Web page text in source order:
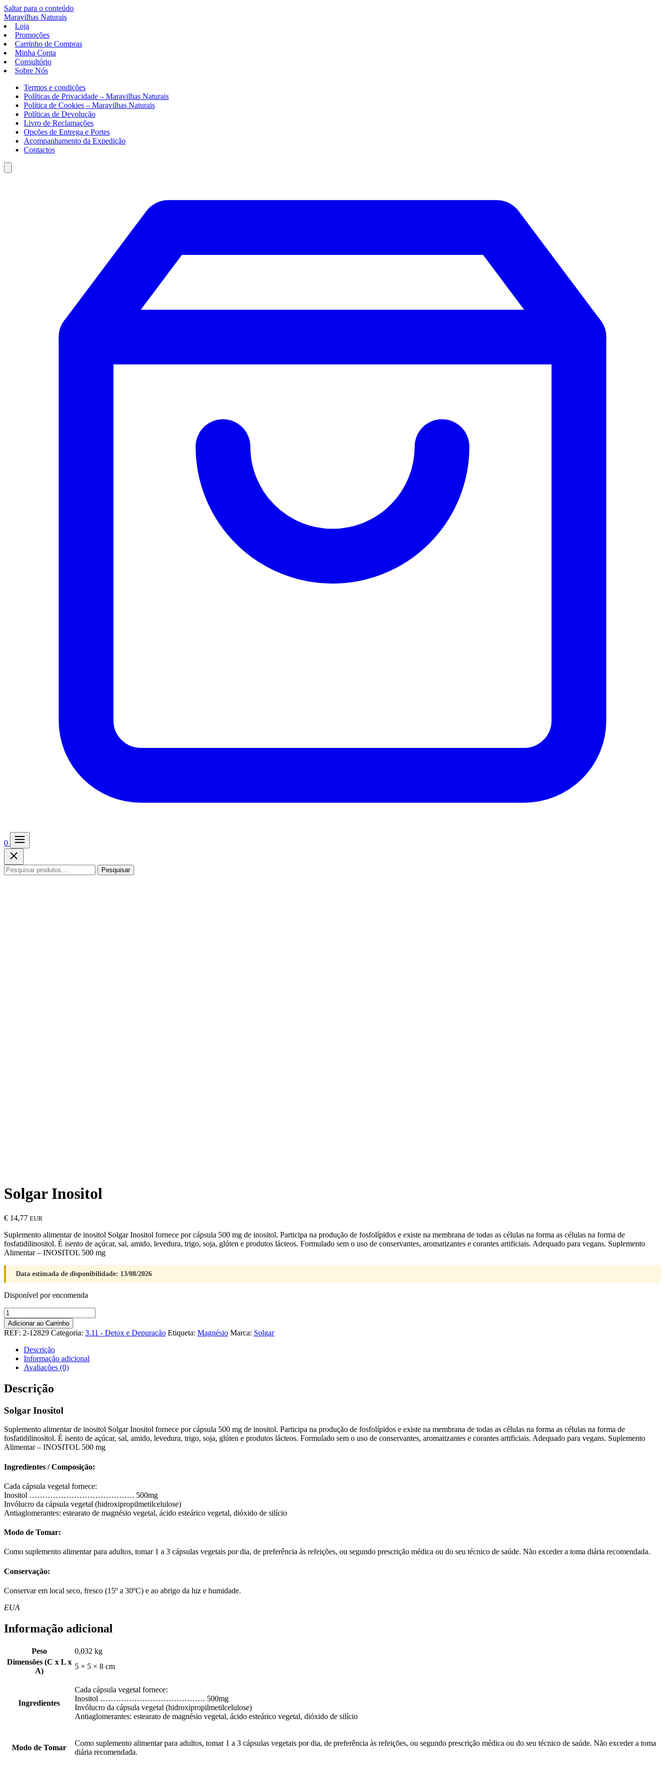
Saltar para o conteúdo
Maravilhas Naturais
Loja
Promoções
Carrinho de Compras
Minha Conta
Consultório
Sobre Nós
Termos e condições
Políticas de Privacidade – Maravilhas Naturais
Política de Cookies – Maravilhas Naturais
Políticas de Devolução
Livro de Reclamações
Opções de Entrega e Portes
Acompanhamento da Expedição
Contactos
0
Pesquisar
Solgar Inositol
€ 14,77 EUR
Suplemento alimentar de inositol Solgar Inositol fornece por cápsula 500 mg de inositol. Participa na produção de fosfolípidos e existe na membrana de todas as células na forma as células na forma de
fosfatidilinositol. É isento de açúcar, sal, amido, levedura, trigo, soja, glúten e produtos lácteos. Formulado sem o uso de conservantes, aromatizantes e corantes artificiais. Adequado para vegans. Suplemento
Alimentar – INOSITOL 500 mg
Data estimada de disponibilidade: 13/08/2026
Disponível por encomenda
Quantidade
de
Solgar
Inositol
Adicionar ao Carrinho
REF: 2-12829 Categoria: 3.11 - Detox e Depuração Etiqueta: Magnésio Marca: Solgar
Descrição
Informação adicional
Avaliações (0)
Descrição
Solgar Inositol
Suplemento alimentar de inositol Solgar Inositol fornece por cápsula 500 mg de inositol. Participa na produção de fosfolípidos e existe na membrana de todas as células na forma as células na forma de
fosfatidilinositol. É isento de açúcar, sal, amido, levedura, trigo, soja, glúten e produtos lácteos. Formulado sem o uso de conservantes, aromatizantes e corantes artificiais. Adequado para vegans. Suplemento
Alimentar – INOSITOL 500 mg
Ingredientes / Composição:
Cada cápsula vegetal fornece:
Inositol …………………………………. 500mg
Invólucro da cápsula vegetal (hidroxipropilmetilcelulose)
Antiaglomerantes: estearato de magnésio vegetal, ácido esteárico vegetal, dióxido de silício
Modo de Tomar:
Como suplemento alimentar para adultos, tomar 1 a 3 cápsulas vegetais por dia, de preferência às refeições, ou segundo prescrição médica ou do seu técnico de saúde. Não exceder a toma diária recomendada.
Conservação:
Conservar em local seco, fresco (15º a 30ºC) e ao abrigo da luz e humidade.
EUA
Informação adicional
Peso
0,032 kg
Dimensões (C x L x
A)
5 × 5 × 8 cm
Ingredientes
Cada cápsula vegetal fornece:
Inositol …………………………………. 500mg
Invólucro da cápsula vegetal (hidroxipropilmetilcelulose)
Antiaglomerantes: estearato de magnésio vegetal, ácido esteárico vegetal, dióxido de silício
Modo de Tomar
Como suplemento alimentar para adultos, tomar 1 a 3 cápsulas vegetais por dia, de preferência às refeições, ou segundo prescrição médica ou do seu técnico de saúde. Não exceder a toma
diária recomendada.